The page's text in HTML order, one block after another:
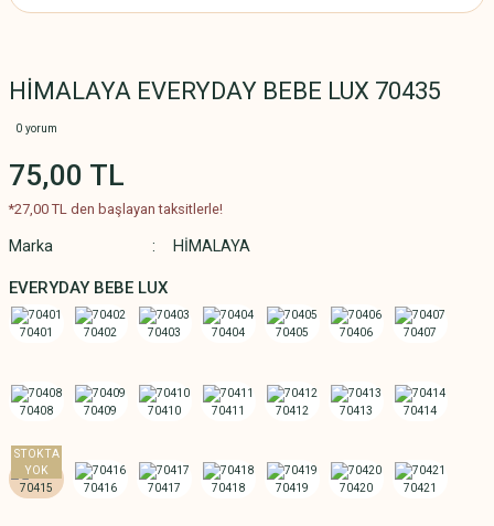
HİMALAYA EVERYDAY BEBE LUX 70435
0 yorum
75,00 TL
*27,00 TL den başlayan taksitlerle!
Marka HİMALAYA
EVERYDAY BEBE LUX